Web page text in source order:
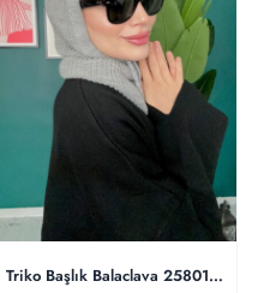
Eflatun
Triko Başlık Balaclava 25801 – Gri